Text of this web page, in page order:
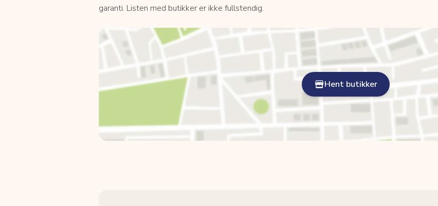
garanti. Listen med butikker er ikke fullstendig.
Hent butikker